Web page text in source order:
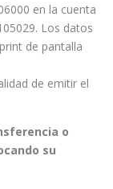
en la cuenta
Los datos
de pantalla
de emitir el
o
su